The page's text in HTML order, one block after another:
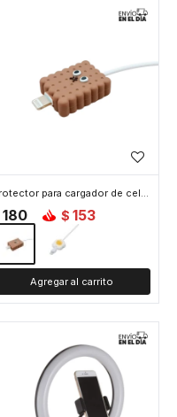
Protector para cargador de celular - Chocolate
180 $ 153